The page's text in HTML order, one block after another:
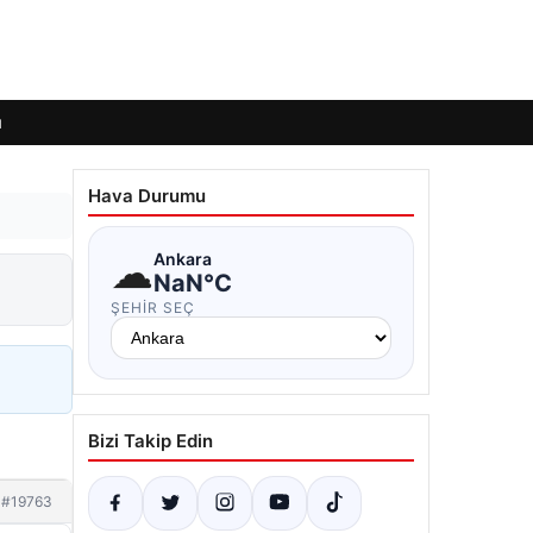
#19763
Hava Durumu
☁Ankara
NaN°C
ŞEHIR SEÇ
Bizi Takip Edin